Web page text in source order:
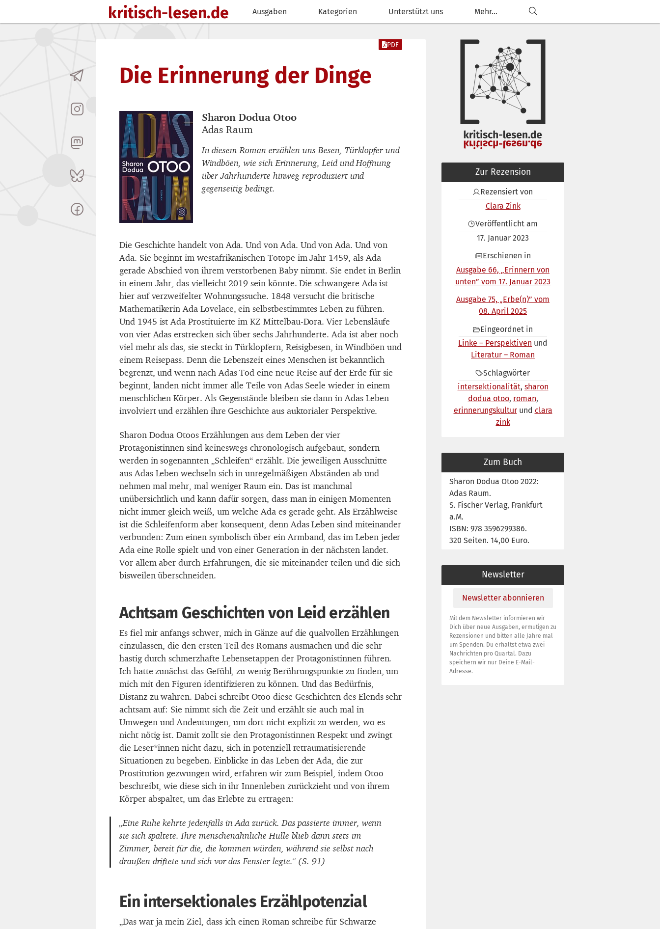
kritisch-lesen.de Ausgaben Kategorien Unterstützt uns Mehr...
Die Erinnerung der Dinge
PDF
Buchautor_innen
Sharon Dodua Otoo
Buchtitel
Adas Raum
In diesem Roman erzählen uns Besen, Türklopfer und
Windböen, wie sich Erinnerung, Leid und Hoffnung
über Jahrhunderte hinweg reproduziert und
gegenseitig bedingt.
Die Geschichte handelt von Ada. Und von Ada. Und von Ada. Und von
Ada. Sie beginnt im westafrikanischen Totope im Jahr 1459, als Ada
gerade Abschied von ihrem verstorbenen Baby nimmt. Sie endet in Berlin
in einem Jahr, das vielleicht 2019 sein könnte. Die schwangere Ada ist
hier auf verzweifelter Wohnungssuche. 1848 versucht die britische
Mathematikerin Ada Lovelace, ein selbstbestimmtes Leben zu führen.
Und 1945 ist Ada Prostituierte im KZ Mittelbau-Dora. Vier Lebensläufe
von vier Adas erstrecken sich über sechs Jahrhunderte. Ada ist aber noch
viel mehr als das, sie steckt in Türklopfern, Reisigbesen, in Windböen und
einem Reisepass. Denn die Lebenszeit eines Menschen ist bekanntlich
begrenzt, und wenn nach Adas Tod eine neue Reise auf der Erde für sie
beginnt, landen nicht immer alle Teile von Adas Seele wieder in einem
menschlichen Körper. Als Gegenstände bleiben sie dann in Adas Leben
involviert und erzählen ihre Geschichte aus auktorialer Perspektive.
Sharon Dodua Otoos Erzählungen aus dem Leben der vier
Protagonistinnen sind keineswegs chronologisch aufgebaut, sondern
werden in sogenannten „Schleifen“ erzählt. Die jeweiligen Ausschnitte
aus Adas Leben wechseln sich in unregelmäßigen Abständen ab und
nehmen mal mehr, mal weniger Raum ein. Das ist manchmal
unübersichtlich und kann dafür sorgen, dass man in einigen Momenten
nicht immer gleich weiß, um welche Ada es gerade geht. Als Erzählweise
ist die Schleifenform aber konsequent, denn Adas Leben sind miteinander
verbunden: Zum einen symbolisch über ein Armband, das im Leben jeder
Ada eine Rolle spielt und von einer Generation in der nächsten landet.
Vor allem aber durch Erfahrungen, die sie miteinander teilen und die sich
bisweilen überschneiden.
Achtsam Geschichten von Leid erzählen
Es fiel mir anfangs schwer, mich in Gänze auf die qualvollen Erzählungen
einzulassen, die den ersten Teil des Romans ausmachen und die sehr
hastig durch schmerzhafte Lebensetappen der Protagonistinnen führen.
Ich hatte zunächst das Gefühl, zu wenig Berührungspunkte zu finden, um
mich mit den Figuren identifizieren zu können. Und das Bedürfnis,
Distanz zu wahren. Dabei schreibt Otoo diese Geschichten des Elends sehr
achtsam auf: Sie nimmt sich die Zeit und erzählt sie auch mal in
Umwegen und Andeutungen, um dort nicht explizit zu werden, wo es
nicht nötig ist. Damit zollt sie den Protagonistinnen Respekt und zwingt
die Leser*innen nicht dazu, sich in potenziell retraumatisierende
Situationen zu begeben. Einblicke in das Leben der Ada, die zur
Prostitution gezwungen wird, erfahren wir zum Beispiel, indem Otoo
beschreibt, wie diese sich in ihr Innenleben zurückzieht und von ihrem
Körper abspaltet, um das Erlebte zu ertragen:
„Eine Ruhe kehrte jedenfalls in Ada zurück. Das passierte immer, wenn
sie sich spaltete. Ihre menschenähnliche Hülle blieb dann stets im
Zimmer, bereit für die, die kommen würden, während sie selbst nach
draußen driftete und sich vor das Fenster legte.“ (S. 91)
Ein intersektionales Erzählpotenzial
„Das war ja mein Ziel, dass ich einen Roman schreibe für Schwarze
Zur Rezension
Rezensiert von
Clara Zink
Veröffentlicht am
17. Januar 2023
Erschienen in
Ausgabe 66, „Erinnern von
unten” vom 17. Januar 2023
Ausgabe 75, „Erbe(n)” vom
08. April 2025
Eingeordnet in
Linke – Perspektiven
Literatur – Roman
Schlagwörter
intersektionalität sharon
dodua otoo roman
erinnerungskultur
clara
zink
Zum Buch
Sharon Dodua Otoo 2022:
Adas Raum.
S. Fischer Verlag, Frankfurt
a.M.
ISBN: 978 3596299386.
320 Seiten. 14,00 Euro.
Newsletter
Newsletter abonnieren
Mit dem Newsletter informieren wir
Dich über neue Ausgaben, ermutigen zu
Rezensionen und bitten alle Jahre mal
um Spenden. Du erhältst etwa zwei
Nachrichten pro Quartal. Dazu
speichern wir nur Deine E-Mail-
Adresse.